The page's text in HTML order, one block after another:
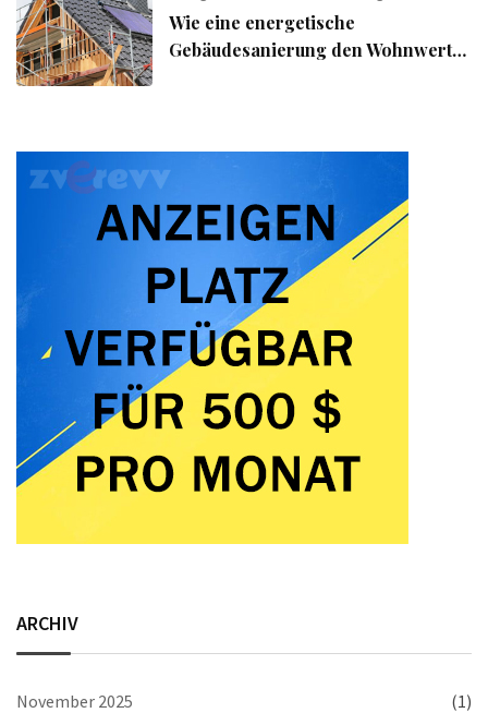
Wie eine energetische
Gebäudesanierung den Wohnwert
ARCHIV
November 2025 (1)